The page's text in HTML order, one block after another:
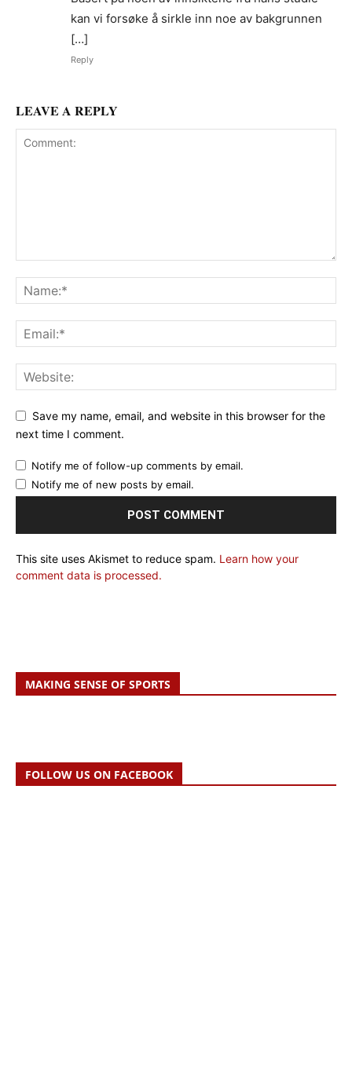
kan vi forsøke å sirkle inn noe av bakgrunnen
[…]
Reply
LEAVE A REPLY
Save my name, email, and website in this browser for the
next time I comment.
Notify me of follow-up comments by email.
Notify me of new posts by email.
This site uses Akismet to reduce spam. Learn how your
comment data is processed.
MAKING SENSE OF SPORTS
FOLLOW US ON FACEBOOK